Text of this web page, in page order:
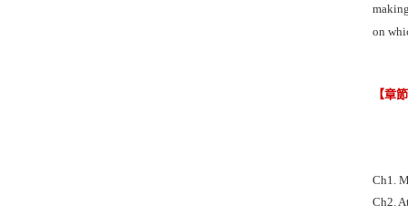
on
【章
Ch1.
Ch2.